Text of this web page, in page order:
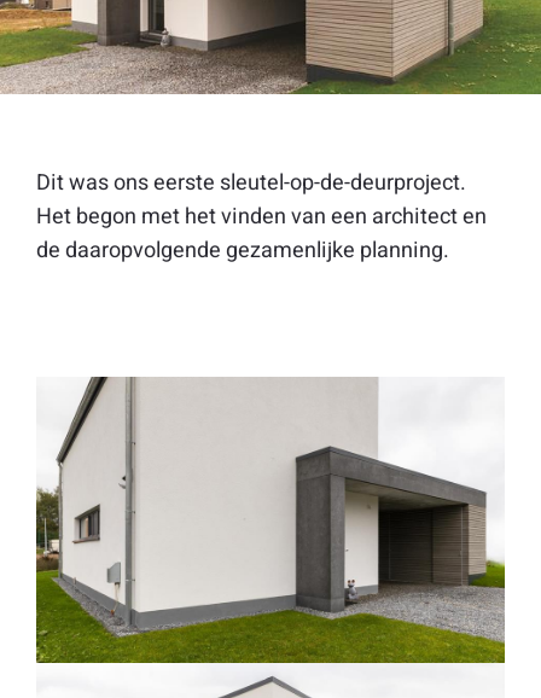
Dit was ons eerste sleutel-op-de-deurproject.
Het begon met het vinden van een architect en
de daaropvolgende gezamenlijke planning.